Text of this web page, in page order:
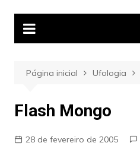
Página inicial Ufologia
Flash Mongo
28 de fevereiro de 2005